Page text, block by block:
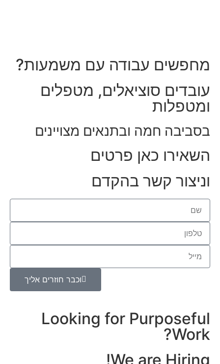
מחפשים עבודה עם משמעות?
עובדים סוציאלים, מטפלים
ומטפלות
בסביבה חמה ובתנאים מצויינים
השאירו כאן פרטים
וניצור קשר בהקדם
וכבר חוזרים אליך
Looking for Purposeful
Work?
We are Hiring!